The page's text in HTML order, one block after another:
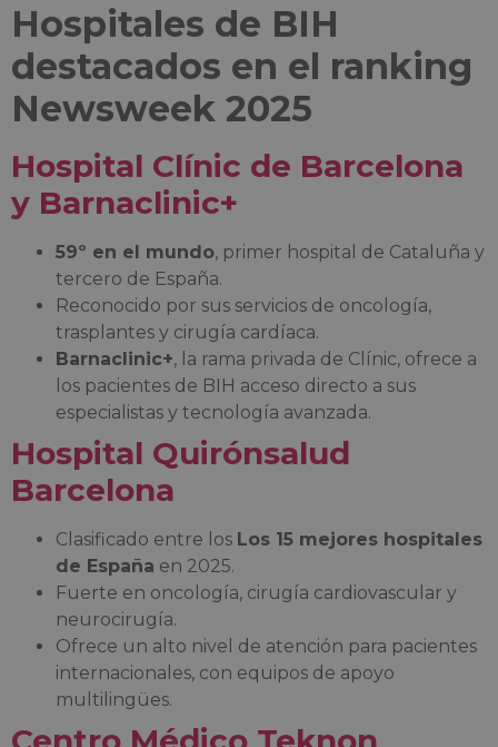
Hospitales de BIH
destacados en el ranking
Newsweek 2025
Hospital Clínic de Barcelona
y Barnaclinic+
59º en el mundo, primer hospital de Cataluña y
tercero de España.
Reconocido por sus servicios de oncología,
trasplantes y cirugía cardíaca.
Barnaclinic+, la rama privada de Clínic, ofrece a
los pacientes de BIH acceso directo a sus
especialistas y tecnología avanzada.
Hospital Quirónsalud
Barcelona
Clasificado entre los Los 15 mejores hospitales
de España en 2025.
Fuerte en oncología, cirugía cardiovascular y
neurocirugía.
Ofrece un alto nivel de atención para pacientes
internacionales, con equipos de apoyo
multilingües.